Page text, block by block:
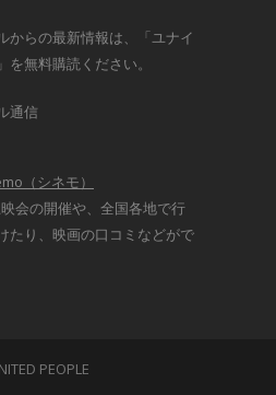
からの最新情報は、「ユナイ
無料購読ください。
通信
（シネモ）
会の開催や、全国各地で行
たり、映画の口コミなどがで
PEOPLE